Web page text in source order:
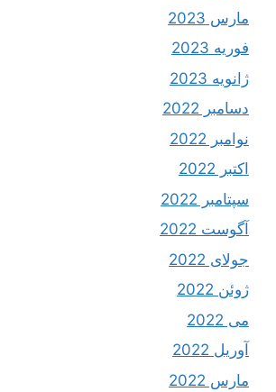
مارس 2023
فوریه 2023
ژانویه 2023
دسامبر 2022
نوامبر 2022
اکتبر 2022
سپتامبر 2022
آگوست 2022
جولای 2022
ژوئن 2022
می 2022
آوریل 2022
مارس 2022